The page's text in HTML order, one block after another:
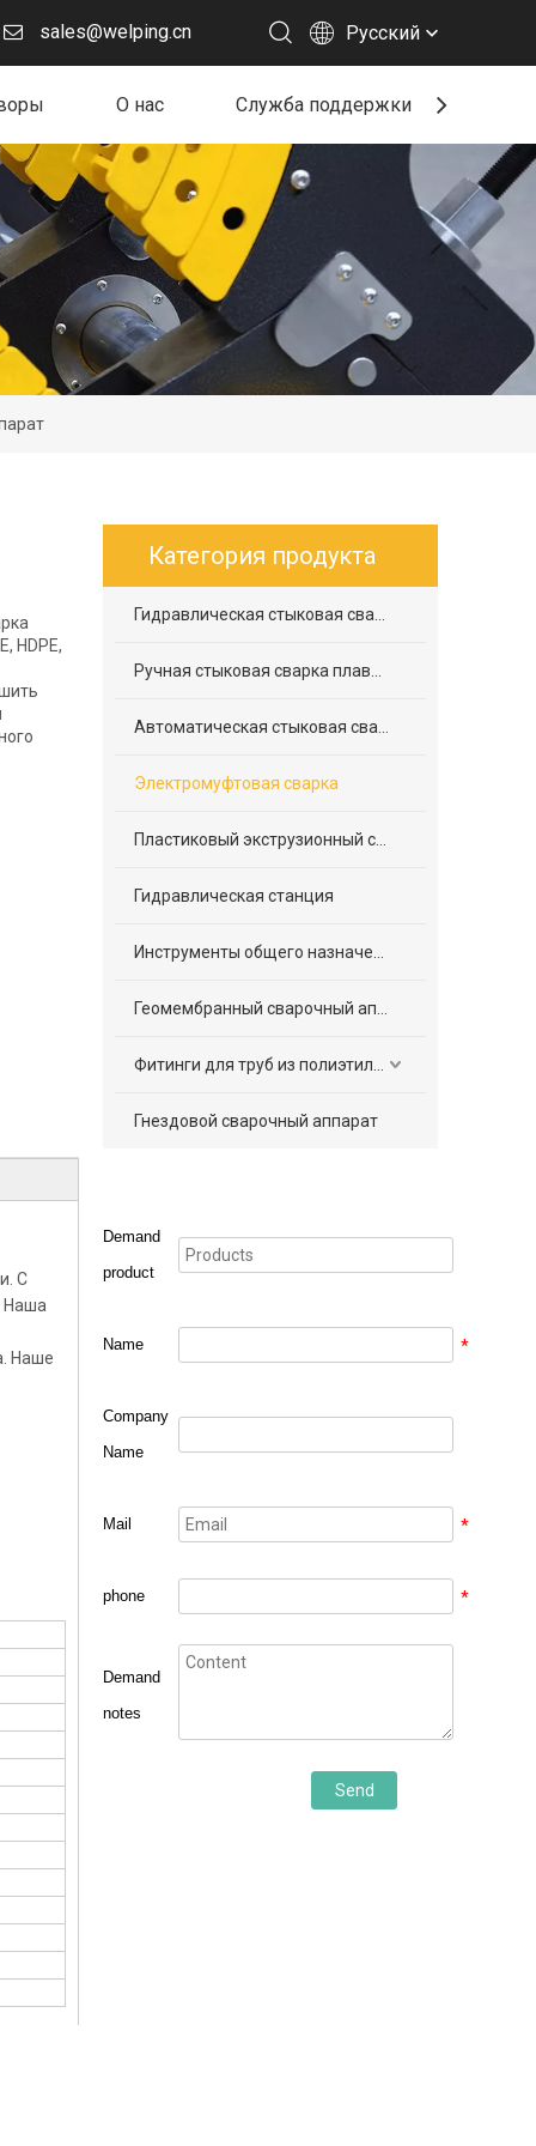
sales@welping.cn Pусский
О нас Служба поддержки
HDPE,
С
Наша
Наше
Категория продукта
Электромуфтовая сварка
Гидравлическая станция
Гнездовой сварочный аппарат
Demand
product
Name *
Company
Name
Mail *
phone *
Demand
notes
Send